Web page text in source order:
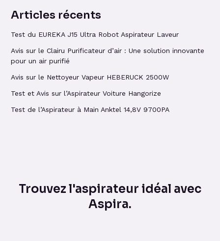
Articles récents
Test du EUREKA J15 Ultra Robot Aspirateur Laveur
Avis sur le Clairu Purificateur d’air : Une solution innovante
pour un air purifié
Avis sur le Nettoyeur Vapeur HEBERUCK 2500W
Test et Avis sur l’Aspirateur Voiture Hangorize
Test de l’Aspirateur à Main Anktel 14,8V 9700PA
Trouvez l'aspirateur idéal avec
Aspira.